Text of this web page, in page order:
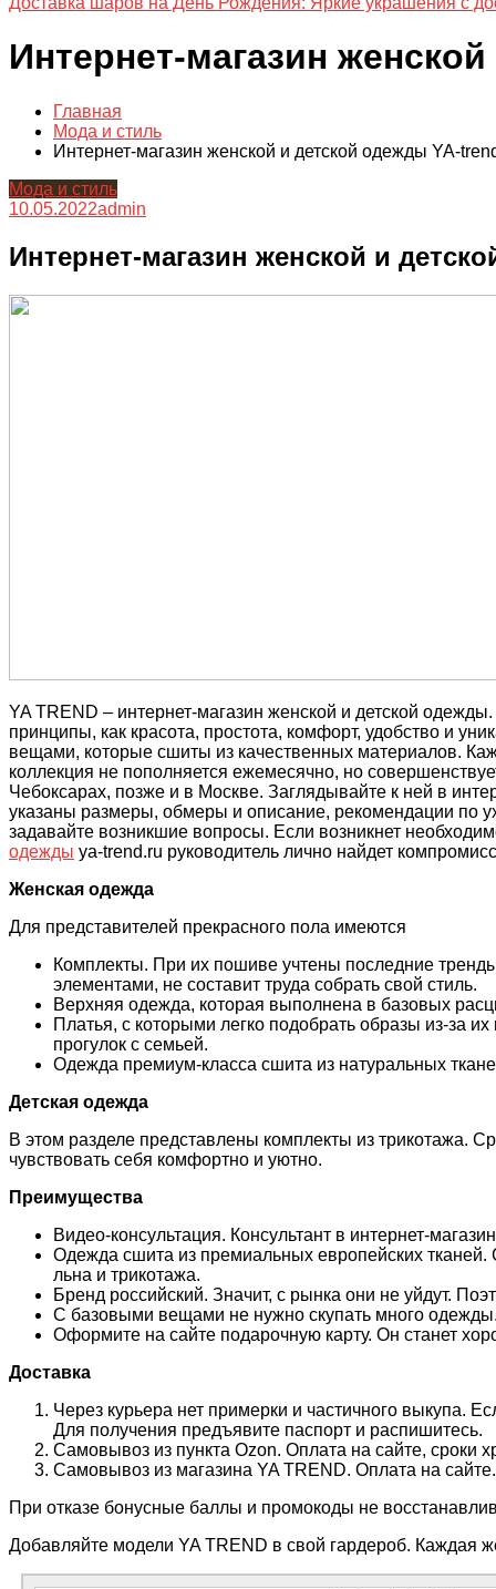
Интернет-магазин
Главная
Мода и стиль
Интернет-магазин женской и детской одежды YA-
Мода и стиль
10.05.2022admin
Интернет-магазин женской и
YA TREND – интернет-магазин женской и детской
принципы, как красота, простота, комфорт, удобство и
вещами, которые сшиты из качественных материалов.
коллекция не пополняется ежемесячно, но
Чебоксарах, позже и в Москве. Заглядывайте к ней в
указаны размеры, обмеры и описание, рекомендации по
задавайте возникшие вопросы. Если возникнет
одежды ya-trend.ru руководитель лично найдет
Женская одежда
Для представителей прекрасного пола имеются
Комплекты. При их пошиве учтены последние
элементами, не составит труда собрать свой стиль.
Верхняя одежда, которая выполнена в базовых
Платья, с которыми легко подобрать образы из-за
прогулок с семьей.
Одежда премиум-класса сшита из натуральных
Детская одежда
В этом разделе представлены комплекты из трикотажа.
чувствовать себя комфортно и уютно.
Преимущества
Видео-консультация. Консультант в интернет-
Одежда сшита из премиальных европейских
льна и трикотажа.
Бренд российский. Значит, с рынка они не уйдут.
С базовыми вещами не нужно скупать много
Оформите на сайте подарочную карту. Он станет
Доставка
Через курьера нет примерки и частичного выкупа.
Для получения предъявите паспорт и распишитесь.
Самовывоз из пункта Ozon. Оплата на сайте, сроки
Самовывоз из магазина YA TREND. Оплата на
При отказе бонусные баллы и промокоды не
Добавляйте модели YA TREND в свой гардероб. Каждая